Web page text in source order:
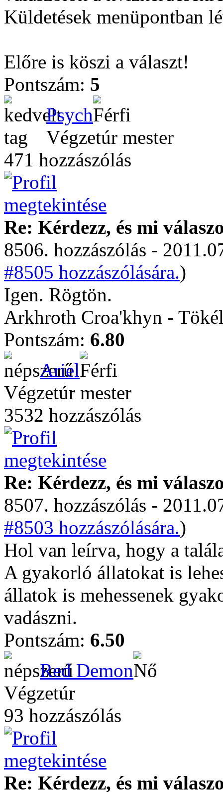
Küldetések menüpontban
Előre is köszi a választ!
Pontszám: 5
Psych
Végzetúr mester
471 hozzászólás
Re: Kérdezz, és mi
8506. hozzászólás -
#8505 hozzászólására.)
Igen. Rögtön.
Arkhroth Croa'khyn -
Pontszám: 6.80
Ariel
Végzetúr mester
3532 hozzászólás
Re: Kérdezz, és mi
8507. hozzászólás -
#8503 hozzászólására.)
Hol van leírva, hogy a
A gyakorló állatokat is
állatok is mehessenek
vadászni.
Pontszám: 6.50
Red Demon
Végzetúr
93 hozzászólás
Re: Kérdezz, és mi